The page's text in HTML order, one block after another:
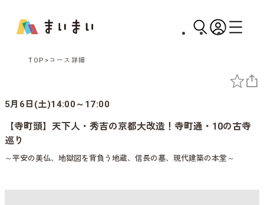
TOP コース詳細
5月6日(土)14:00～17:00
【寺町頭】天下人・秀吉の京都大改造！寺町通・10の古寺
巡り
～平安の美仏、地獄図を背負う地蔵、信長の墓、現代建築の本堂～